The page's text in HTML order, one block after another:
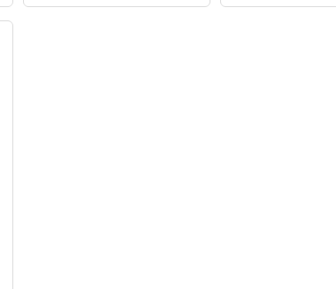
Стандарт:
DIN 933
Стандарт: